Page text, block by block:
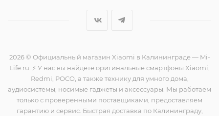
2026 © Официальный магазин Xiaomi в Калининграде — Mi-
Life.ru. ⚡ У нас вы найдете оригинальные смартфоны Xiaomi,
Redmi, POCO, а также технику для умного дома,
аудиосистемы, носимые гаджеты и аксессуары. Мы работаем
только с проверенными поставщиками, предоставляем
гарантию и сервис. Быстрая доставка по Калининграду,